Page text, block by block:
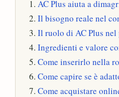
AC Plus aiuta a
Il bisogno reale nel
Il ruolo di AC Plus nel
Ingredienti e valore
Come inserirlo nella
Come capire se è
Come acquistare